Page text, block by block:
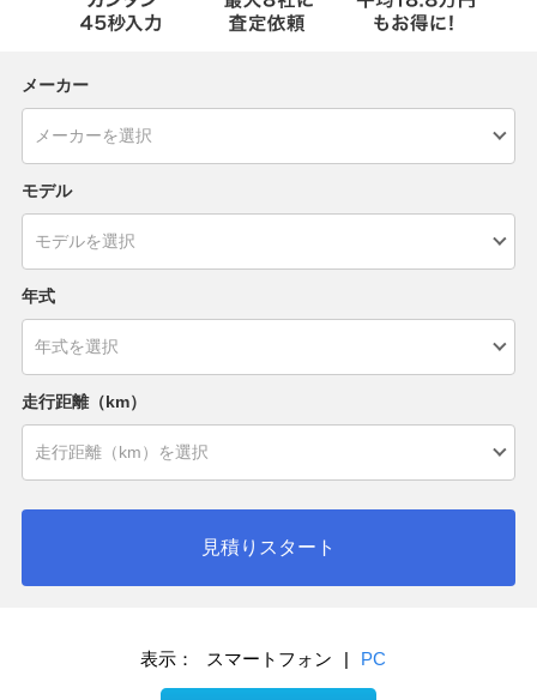
メーカー
モデル
年式
走行距離（km）
見積りスタート
表示： スマートフォン | PC